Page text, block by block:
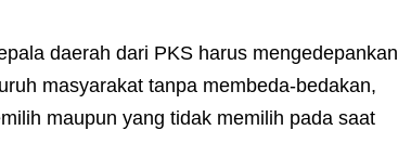
daerah dari PKS harus mengedepankan
masyarakat tanpa membeda-bedakan,
maupun yang tidak memilih pada saat